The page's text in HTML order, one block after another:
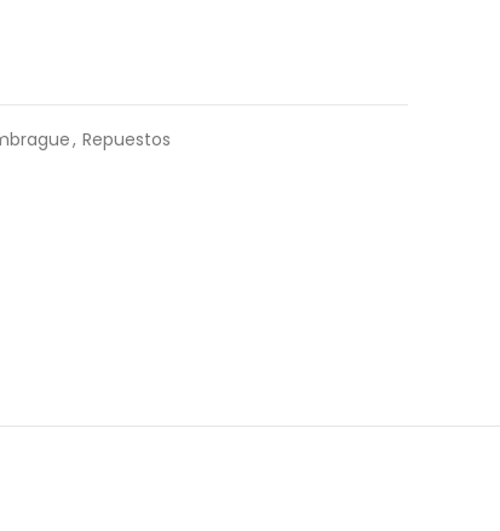
, Repuestos